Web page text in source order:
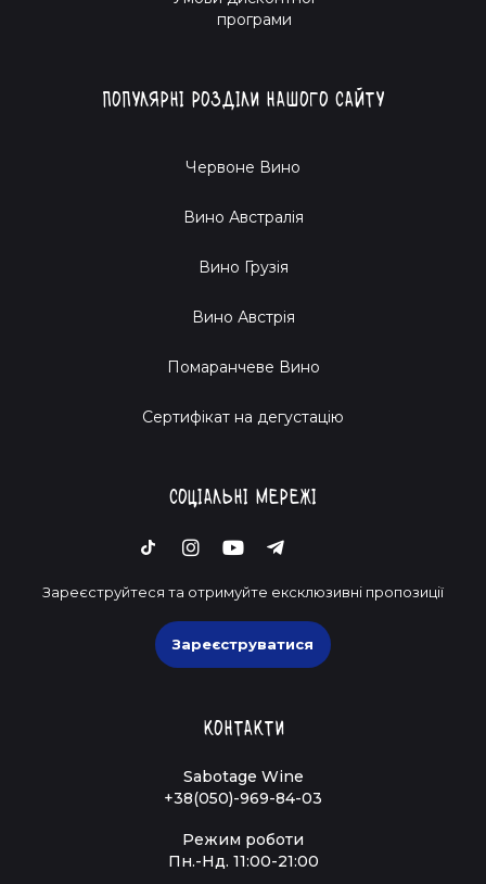
програми
Популярні розділи нашого сайту
Червоне Вино
Вино Австралія
Вино Грузія
Вино Австрія
Помаранчеве Вино
Cертифікат на дегустацію
Соціальні мережі
Зареєструйтеся та отримуйте ексклюзивні пропозиції
Зареєструватися
Контакти
Sabotage Wine
+38(050)-969-84-03
Режим роботи
Пн.-Нд. 11:00-21:00